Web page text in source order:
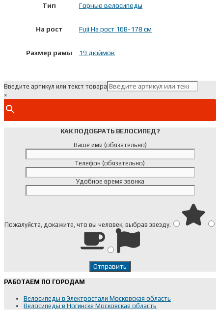
Тип Горные велосипеды
На рост Fuji На рост 168-178 см
Размер рамы 19 дюймов
Введите артикул или текст товара
×
КАК ПОДОБРАТЬ ВЕЛОСИПЕД?
Ваше имя (обязательно)
Телефон (обязательно)
Удобное время звонка
Пожалуйста, докажите, что вы человек, выбрав звезду.
РАБОТАЕМ ПО ГОРОДАМ
Велосипеды в Электростали Московская область
Велосипеды в Ногинске Московская область